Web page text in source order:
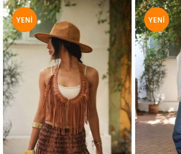
YENI
ÜRÜN
YENI
ÜRÜN